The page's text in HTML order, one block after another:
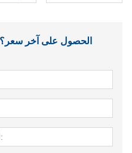
الحصول على آخر